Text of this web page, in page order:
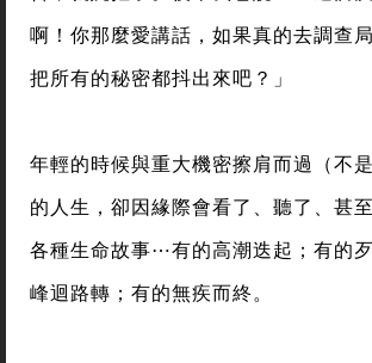
啊！你那麼愛講話，如果真的去調查
把所有的秘密都抖出來吧？」
年輕的時候與重大機密擦肩而過（不
的人生，卻因緣際會看了、聽了、甚
各種生命故事⋯有的高潮迭起；有的
峰迴路轉；有的無疾而終。